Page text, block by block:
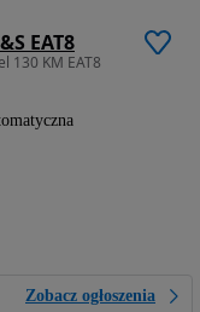
EAT8
130 KM EAT8
Zobacz ogłoszenia